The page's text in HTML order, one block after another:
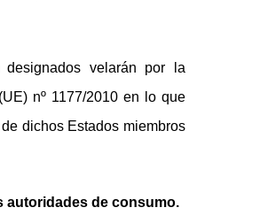
velarán por la
nº 1177/2010 en lo que
dichos Estados miembros
autoridades de consumo.